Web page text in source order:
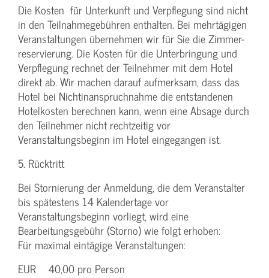
Die Kosten für Unterkunft und Verpflegung sind nicht
in den Teilnahmegebühren enthalten. Bei mehrtägigen
Veranstaltungen übernehmen wir für Sie die Zimmer-
reservierung. Die Kosten für die Unterbringung und
Verpflegung rechnet der Teilnehmer mit dem Hotel
direkt ab. Wir machen darauf aufmerksam, dass das
Hotel bei Nichtinanspruchnahme die entstandenen
Hotelkosten berechnen kann, wenn eine Absage durch
den Teilnehmer nicht rechtzeitig vor
Veranstaltungsbeginn im Hotel eingegangen ist.
5. Rücktritt
Bei Stornierung der Anmeldung, die dem Veranstalter
bis spätestens 14 Kalendertage vor
Veranstaltungsbeginn vorliegt, wird eine
Bearbeitungsgebühr (Storno) wie folgt erhoben:
Für maximal eintägige Veranstaltungen:
EUR 40,00 pro Person